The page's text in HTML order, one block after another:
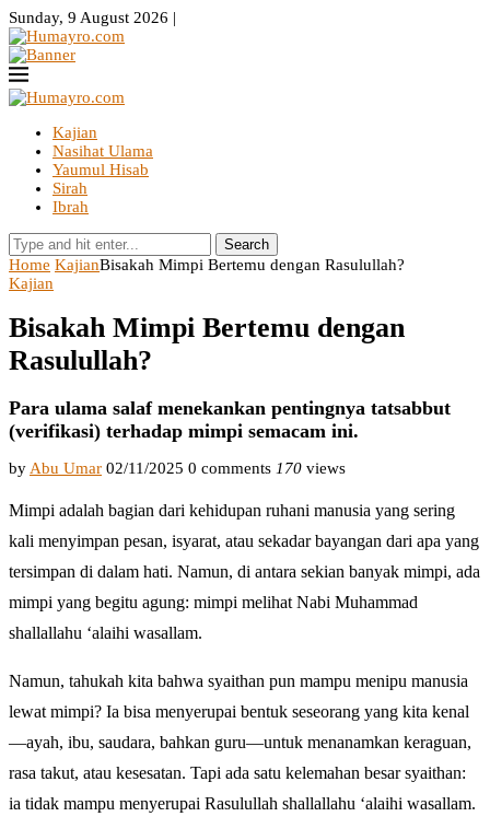
Sunday, 9 August 2026 |
Kajian
Nasihat Ulama
Yaumul Hisab
Sirah
Ibrah
Search
Home KajianBisakah Mimpi Bertemu dengan Rasulullah?
Kajian
Bisakah Mimpi Bertemu dengan
Rasulullah?
Para ulama salaf menekankan pentingnya tatsabbut
(verifikasi) terhadap mimpi semacam ini.
by Abu Umar 02/11/2025 0 comments 170 views
Mimpi adalah bagian dari kehidupan ruhani manusia yang sering
kali menyimpan pesan, isyarat, atau sekadar bayangan dari apa yang
tersimpan di dalam hati. Namun, di antara sekian banyak mimpi, ada
mimpi yang begitu agung: mimpi melihat Nabi Muhammad
shallallahu ‘alaihi wasallam.
Namun, tahukah kita bahwa syaithan pun mampu menipu manusia
lewat mimpi? Ia bisa menyerupai bentuk seseorang yang kita kenal
—ayah, ibu, saudara, bahkan guru—untuk menanamkan keraguan,
rasa takut, atau kesesatan. Tapi ada satu kelemahan besar syaithan:
ia tidak mampu menyerupai Rasulullah shallallahu ‘alaihi wasallam.